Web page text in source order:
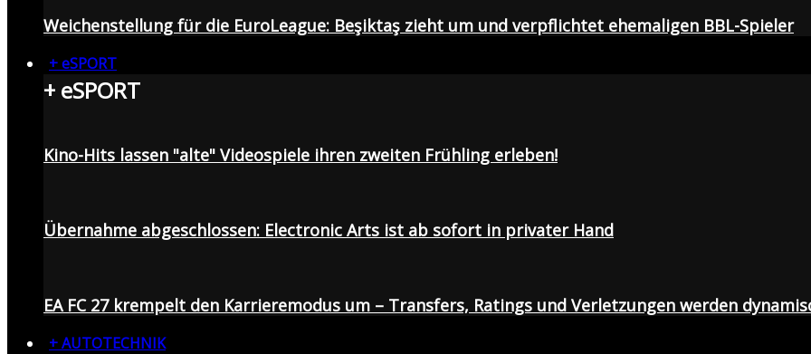
Weichenstellung für die EuroLeague: Beşiktaş zieht um und verpflichtet ehemaligen BBL-Spieler
+ eSPORT
+ eSPORT
Kino-Hits lassen "alte" Videospiele ihren zweiten Frühling erleben!
Übernahme abgeschlossen: Electronic Arts ist ab sofort in privater Hand
EA FC 27 krempelt den Karrieremodus um – Transfers, Ratings und Verletzungen werden
+ AUTOTECHNIK